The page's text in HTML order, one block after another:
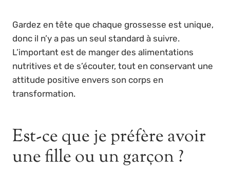
Gardez en tête que chaque grossesse est unique,
donc il n’y a pas un seul standard à suivre.
L’important est de manger des alimentations
nutritives et de s’écouter, tout en conservant une
attitude positive envers son corps en
transformation.
Est-ce que je préfère avoir
une fille ou un garçon ?